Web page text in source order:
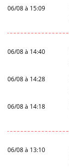
06/08 à 15:09
06/08 à 14:40
06/08 à 14:28
06/08 à 14:18
06/08 à 13:10